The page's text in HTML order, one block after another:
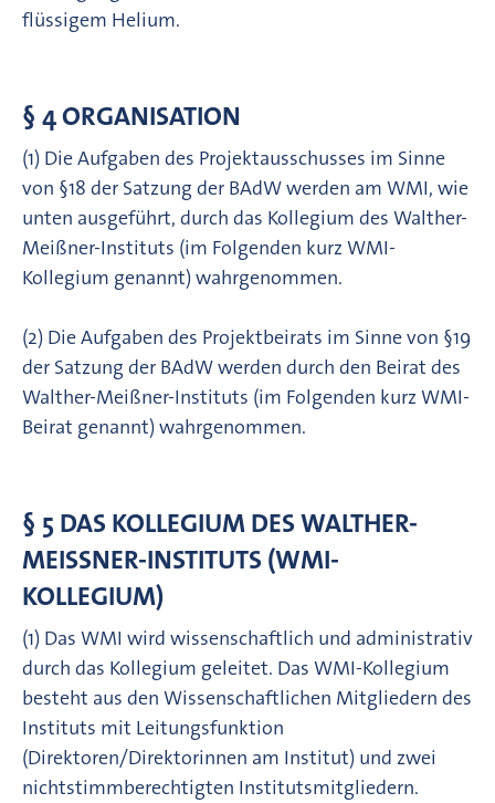
flüssigem Helium.
§ 4 ORGANISATION
(1) Die Aufgaben des Projektausschusses im Sinne
von §18 der Satzung der BAdW werden am WMI, wie
unten ausgeführt, durch das Kollegium des Walther-
Meißner-Instituts (im Folgenden kurz WMI-
Kollegium genannt) wahrgenommen.
(2) Die Aufgaben des Projektbeirats im Sinne von §19
der Satzung der BAdW werden durch den Beirat des
Walther-Meißner-Instituts (im Folgenden kurz WMI-
Beirat genannt) wahrgenommen.
§ 5 DAS KOLLEGIUM DES WALTHER-
MEISSNER-INSTITUTS (WMI-K
OLLEGIUM)
(1) Das WMI wird wissenschaftlich und administrativ
durch das Kollegium geleitet. Das WMI-Kollegium
besteht aus den Wissenschaftlichen Mitgliedern des
Instituts mit Leitungsfunktion
(Direktoren/Direktorinnen am Institut) und zwei
nichtstimmberechtigten Institutsmitgliedern.